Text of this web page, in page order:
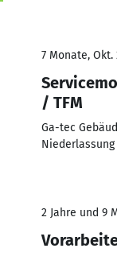
7 Monate, Okt.
/ TFM
Ga-tec
2 Jahre und 9